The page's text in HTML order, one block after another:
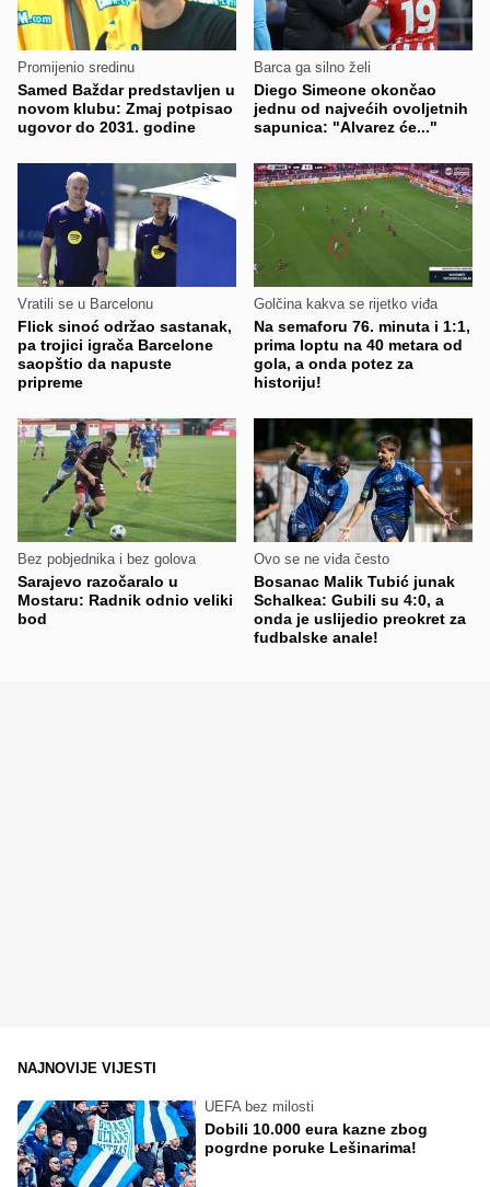
Promijenio sredinu
Samed Baždar predstavljen u
novom klubu: Zmaj potpisao
ugovor do 2031. godine
Barca ga silno želi
Diego Simeone okončao
jednu od najvećih ovoljetnih
sapunica: "Alvarez će..."
Vratili se u Barcelonu
Flick sinoć održao sastanak,
pa trojici igrača Barcelone
saopštio da napuste
pripreme
Golčina kakva se rijetko viđa
Na semaforu 76. minuta i 1:1,
prima loptu na 40 metara od
gola, a onda potez za
historiju!
Bez pobjednika i bez golova
Sarajevo razočaralo u
Mostaru: Radnik odnio veliki
bod
Ovo se ne viđa često
Bosanac Malik Tubić junak
Schalkea: Gubili su 4:0, a
onda je uslijedio preokret za
fudbalske anale!
NAJNOVIJE VIJESTI
UEFA bez milosti
Dobili 10.000 eura kazne zbog
pogrdne poruke Lešinarima!